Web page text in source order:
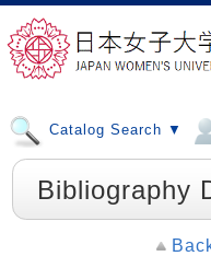
Catalog Search ▼
Bibliography